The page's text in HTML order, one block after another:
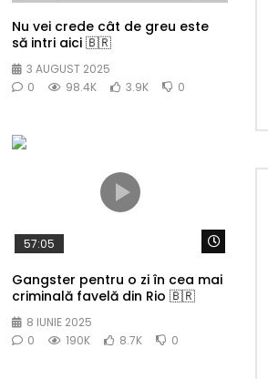
Nu vei crede cât de greu este
să intri aici 🇧🇷
3 AUGUST 2025
0
98.4K 3.9K 0
Watch Later
57:05
Gangster pentru o zi în cea mai
criminală favelă din Rio 🇧🇷
8 IUNIE 2025
0
190K 8.7K 0